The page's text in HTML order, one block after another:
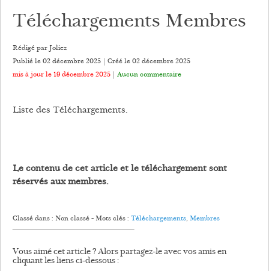
Téléchargements Membres
Rédigé par Joliez
Publié le 02 décembre 2025 | Créé le02 décembre 2025
mis à jour le 19 décembre 2025 | Aucun commentaire
Liste des Téléchargements.
Le contenu de cet article et le téléchargement sont
réservés aux membres.
Classé dans : Non classé - Mots clés : Téléchargements, Membres
Vous aimé cet article ? Alors partagez-le avec vos amis en
cliquant les liens ci-dessous :